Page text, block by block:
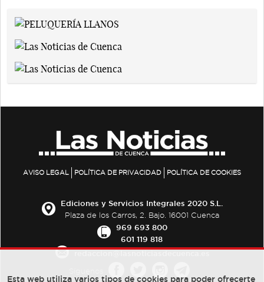
AVISO LEGAL POLÍTICA DE PRIVACIDAD POLÍTICA DE COOKIES
Ediciones y Servicios Integrales 2020 S.L.
Plaza de los Carros, 2. Bajo. 16001 Cuenca
969 693 800
601 119 818
Esta web utiliza varios tipos de cookies para poder ofrecerte